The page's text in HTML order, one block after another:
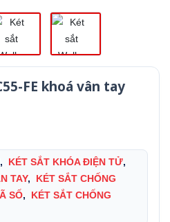
FE khoá vân tay
, KÉT SẮT KHÓA ĐIỆN TỬ,
TAY,
KÉT SẮT CHỐNG
SỐ,
KÉT SẮT CHỐNG